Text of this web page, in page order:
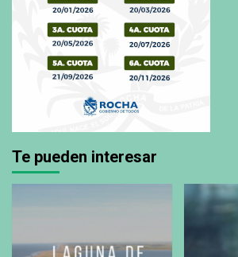
Te pueden interesar